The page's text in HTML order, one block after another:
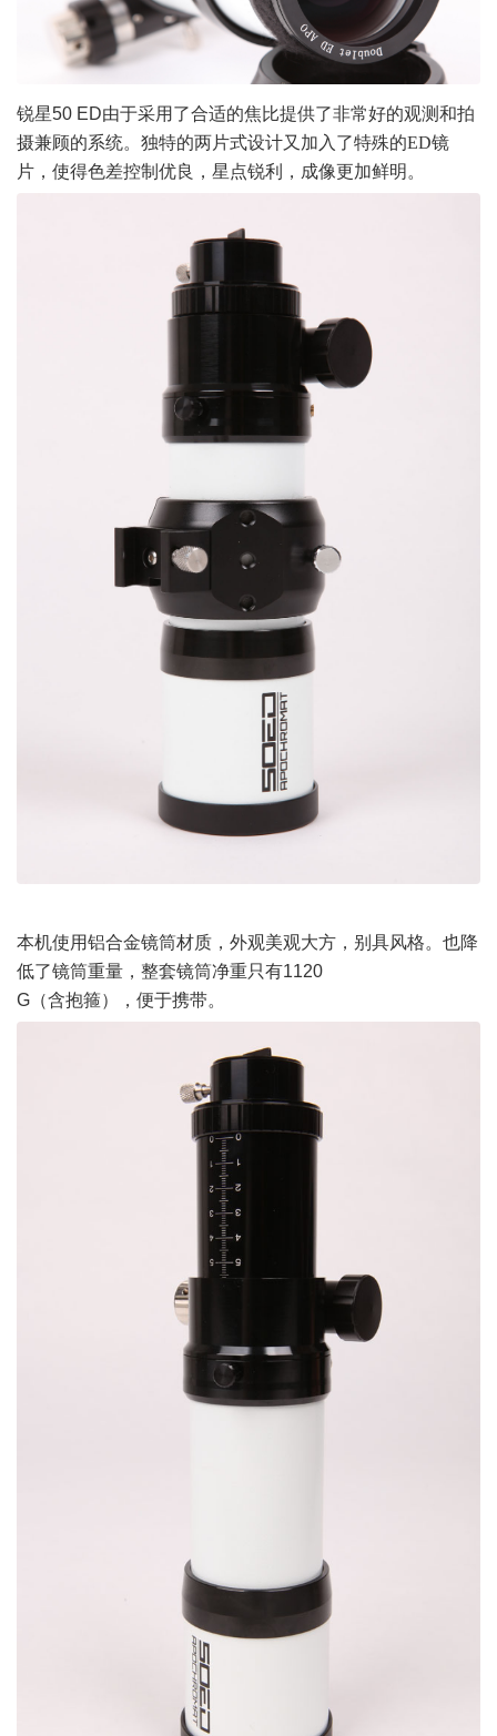
锐星50 ED由于采用了合适的焦比提供了非常好的观测和拍
摄兼顾的系统。独特的两片式设计又加入了特殊的ED镜
片，使得色差控制优良，星点锐利，成像更加鲜明。
本机使用铝合金镜筒材质，外观美观大方，别具风格。也降
低了镜筒重量，整套镜筒净重只有1120
G （含抱箍） ，便于携带。